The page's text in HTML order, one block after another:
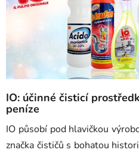
IO: účinné čisticí
peníze
IO působí pod hlavičkou
značka čističů s bohatou